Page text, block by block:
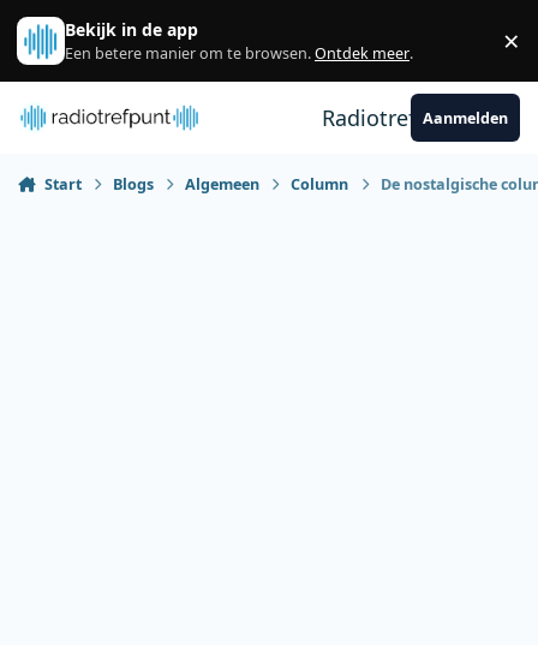
Spring naar bijdragen
Bekijk in de app
Een betere manier om te browsen.Ontdek meer. ×
RadiotrefpuntAanmelden
Start Blogs Algemeen Column De nostalgische